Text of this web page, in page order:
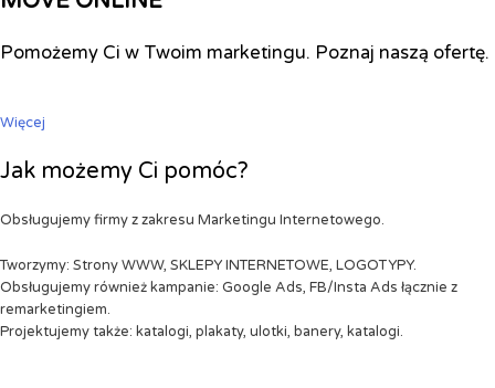
Pomożemy Ci w Twoim marketingu. Poznaj naszą ofertę.
Więcej
Jak możemy Ci pomóc?
Obsługujemy firmy z zakresu Marketingu Internetowego.
Tworzymy: Strony WWW, SKLEPY INTERNETOWE, LOGOTYPY.
Obsługujemy również kampanie: Google Ads, FB/Insta Ads łącznie z
remarketingiem.
Projektujemy także: katalogi, plakaty, ulotki, banery, katalogi.